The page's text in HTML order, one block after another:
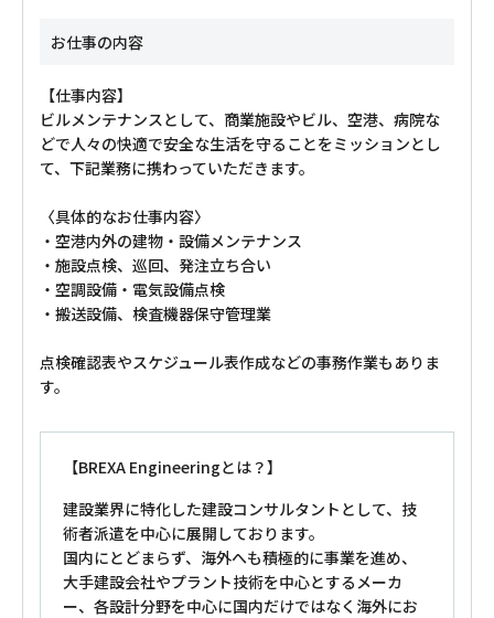
新卒採用 マイナビ2027 open_in_new 新卒採用 マイナビ2028open_in_new
施工のミライopen_in_new 施工のミチ open_in_new
お仕事の内容
【仕事内容】
ビルメンテナンスとして、商業施設やビル、空港、病院な
どで人々の快適で安全な生活を守ることをミッションとし
て、下記業務に携わっていただきます。
〈具体的なお仕事内容〉
・空港内外の建物・設備メンテナンス
・施設点検、巡回、発注立ち合い
・空調設備・電気設備点検
・搬送設備、検査機器保守管理業
点検確認表やスケジュール表作成などの事務作業もありま
す。
BREXA Engineeringとは？
建設業界に特化した建設コンサルタントとして、技
術者派遣を中心に展開しております。
国内にとどまらず、海外へも積極的に事業を進め、
大手建設会社やプラント技術を中心とするメーカ
ー、各設計分野を中心に国内だけではなく海外にお